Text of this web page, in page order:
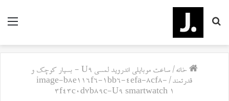
منو
برای
خانه /
ساعت موبایلی اندروید لمسی U9 - بسیار کوچک و
قدرتمند /
image-b8e116f6-1bb6-4efa-8cf8-
3f43c0d7b89c-U9 smartwatch 1